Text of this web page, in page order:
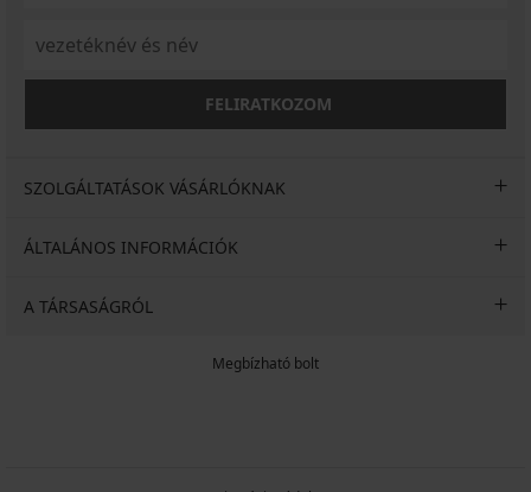
FELIRATKOZOM
SZOLGÁLTATÁSOK VÁSÁRLÓKNAK
ÁLTALÁNOS INFORMÁCIÓK
A TÁRSASÁGRÓL
Megbízható bolt